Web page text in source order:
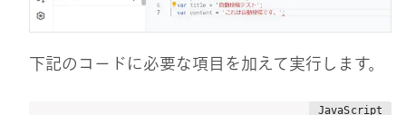
下記のコードに必要な項目を加えて実行します。